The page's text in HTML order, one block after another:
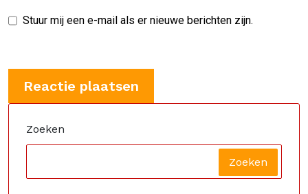
Stuur mij een e-mail als er nieuwe berichten zijn.
Zoeken
Zoeken